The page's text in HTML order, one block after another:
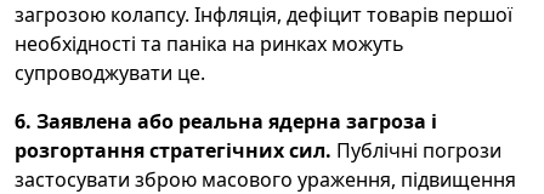
загрозою колапсу. Інфляція, дефіцит товарів першої
необхідності та паніка на ринках можуть
супроводжувати це.
6. Заявлена або реальна ядерна загроза і
розгортання стратегічних сил. Публічні погрози
застосувати зброю масового ураження, підвищення